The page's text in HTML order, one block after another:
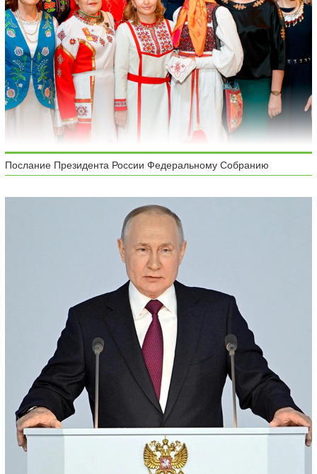
Послание Президента России Федеральному Собранию